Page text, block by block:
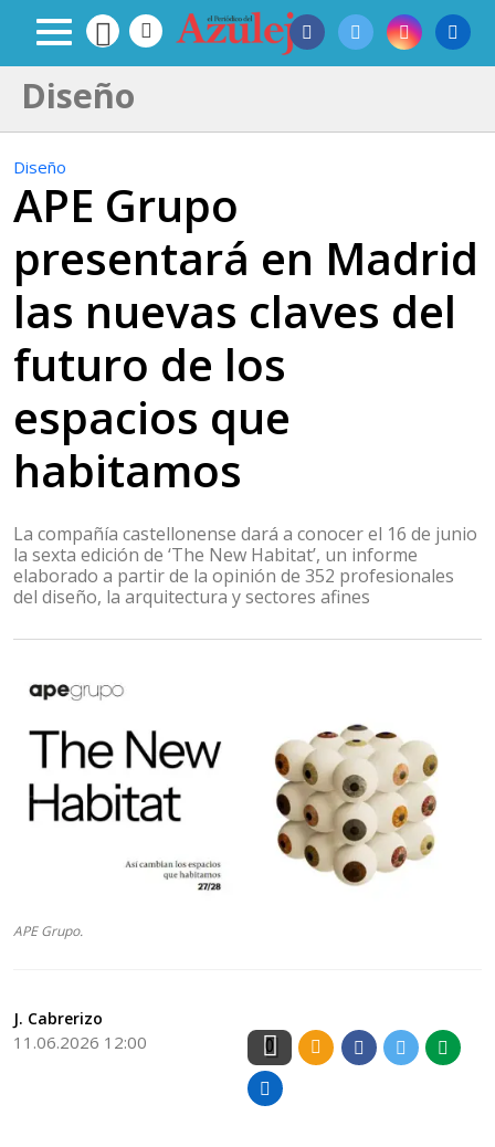
Diseño
Diseño
APE Grupo
presentará en Madrid
las nuevas claves del
futuro de los
espacios que
habitamos
La compañía castellonense dará a conocer el 16 de junio
la sexta edición de ‘The New Habitat’, un informe
elaborado a partir de la opinión de 352 profesionales
del diseño, la arquitectura y sectores afines
APE Grupo.
J. Cabrerizo
11.06.2026 12:00 0